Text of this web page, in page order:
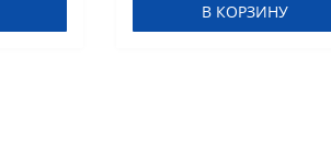
В КОРЗИНУ